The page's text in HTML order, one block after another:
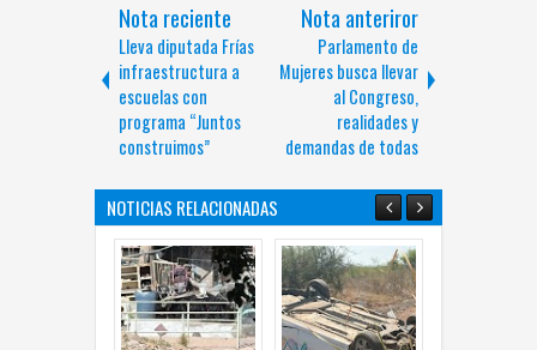
Nota reciente
Lleva diputada Frías
infraestructura a
escuelas con
programa “Juntos
construimos”
Nota anteriror
Parlamento de
Mujeres busca llevar
al Congreso,
realidades y
demandas de todas
NOTICIAS RELACIONADAS